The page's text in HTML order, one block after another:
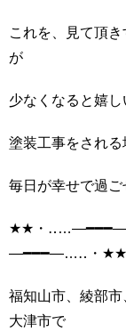
これを、見て頂
が
少なくなると嬉し
塗装工事をされ
毎日が幸せで過ご
★★・
―━━━―…‥・★★
福知山市、綾部市
大津市で